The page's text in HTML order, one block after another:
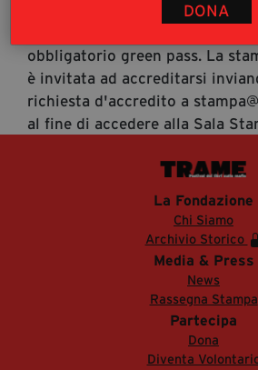
DONA
pubblico (https://
obbligatorio green pass. La
è invitata ad accreditarsi
richiesta d'accredito a
al fine di accedere alla Sala
La Fondazione
Chi Siamo
Archivio Storico
Media & Press
News
Rassegna Stampa
Partecipa
Dona
Diventa